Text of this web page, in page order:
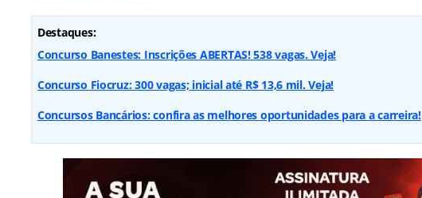
Destaques:
Concurso Banestes: Inscrições ABERTAS! 538 vagas. Veja!
Concurso Fiocruz: 300 vagas; inicial até R$ 13,6 mil. Veja!
Concursos Bancários: confira as melhores oportunidades para a carreira!